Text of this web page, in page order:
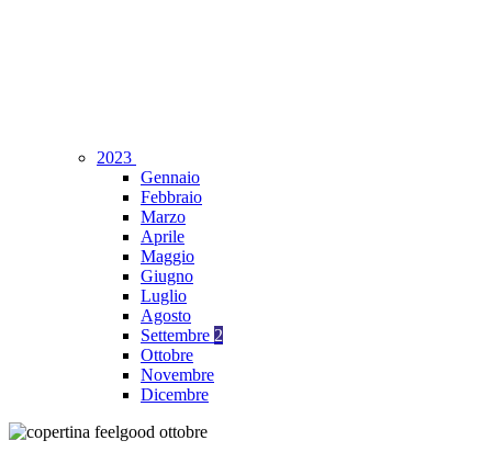
2023
Gennaio
Febbraio
Marzo
Aprile
Maggio
Giugno
Luglio
Agosto
Settembre 2
Ottobre
Novembre
Dicembre